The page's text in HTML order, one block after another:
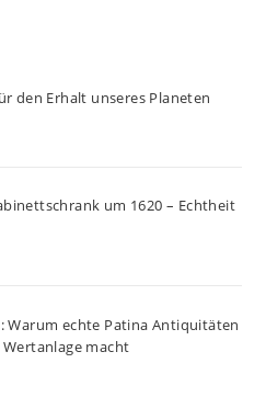
den Erhalt unseres Planeten
um 1620 – Echtheit
Warum echte Patina Antiquitäten
macht